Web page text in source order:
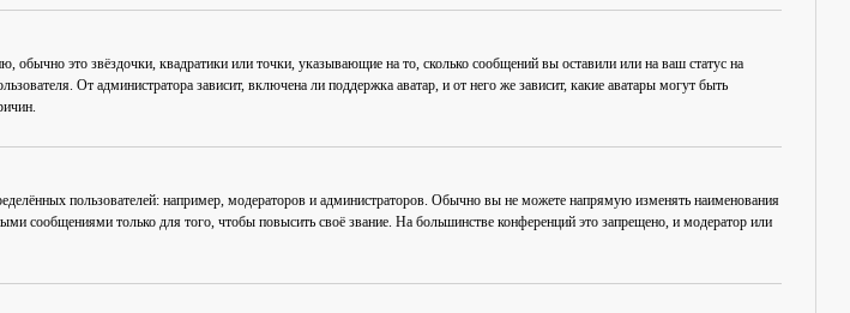
это звёздочки, квадратики или точки, указывающие на то, сколько сообщений вы оставили или на ваш статус на
От администратора зависит, включена ли поддержка аватар, и от него же зависит, какие аватары могут быть
пользователей: например, модераторов и администраторов. Обычно вы не можете напрямую изменять наименования
сообщениями только для того, чтобы повысить своё звание. На большинстве конференций это запрещено, и модератор или